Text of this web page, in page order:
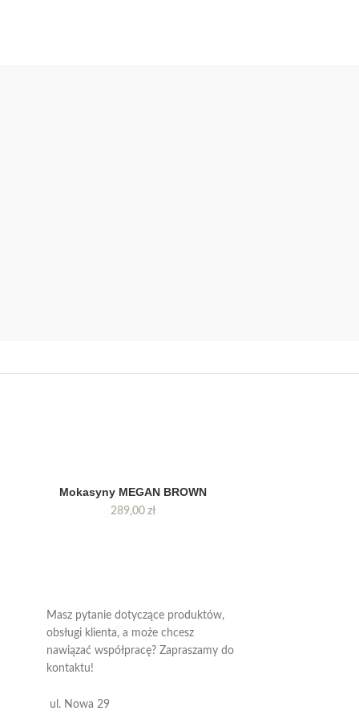
Mokasyny MEGAN BROWN
289,00 zł
Masz pytanie dotyczące produktów,
obsługi klienta, a może chcesz
nawiązać współpracę? Zapraszamy do
kontaktu!
ul. Nowa 29